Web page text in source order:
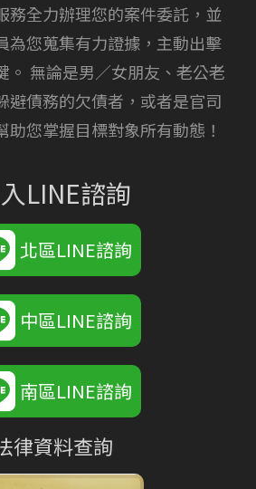
務全力辦理您的案件委託，並
為您蒐集有力證據，主動出擊
。 無論是男／女朋友、老公老
避債務的欠債者，或者是官司
助您掌握目標對象所有動態！
LINE諮詢
北區LINE諮詢
中區LINE諮詢
南區LINE諮詢
律資料查詢